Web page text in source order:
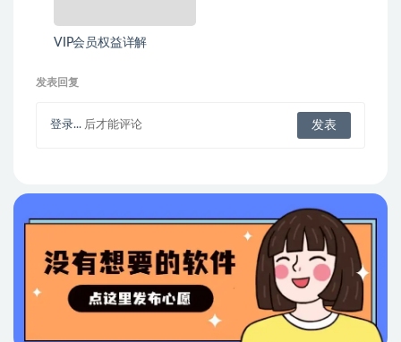
VIP会员权益详解
发表回复
登录... 后才能评论